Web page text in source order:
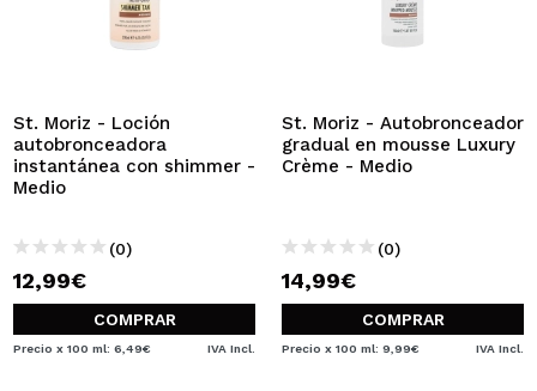
St. Moriz - Loción
autobronceadora
instantánea con shimmer -
Medio
(0)
12,99€
COMPRAR
Precio x 100 ml: 6,49€ IVA Incl.
St. Moriz - Autobronceador
gradual en mousse Luxury
Crème - Medio
(0)
14,99€
COMPRAR
Precio x 100 ml: 9,99€ IVA Incl.